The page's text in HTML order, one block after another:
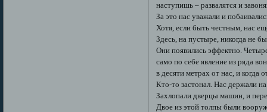
наступишь – развалятся и
За это нас уважали и
Хотя, если быть честным, нас
Здесь, на пустыре, никогда не
Они появились эффектно.
само по себе явление из ряда
в десяти метрах от нас, и когда
Кто-то застонал. Нас держали
Захлопали дверцы машин, и
Двое из этой толпы были